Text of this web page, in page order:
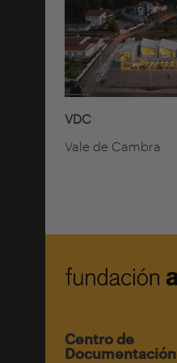
VDC
Vale de Cambra
Centro de
Documentación